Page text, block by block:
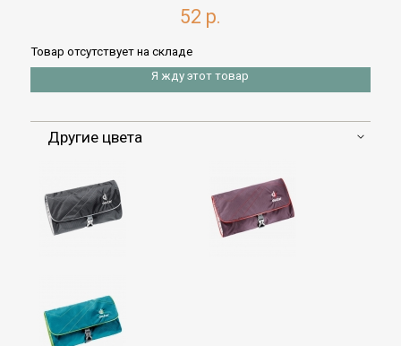
52 р.
Товар отсутствует на складе
Я жду этот товар
Другие цвета